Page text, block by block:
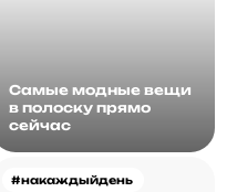
Самые модные вещи
в полоску прямо
сейчас
#накаждыйдень